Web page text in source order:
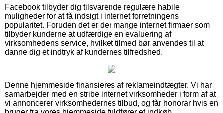
Facebook tilbyder dig tilsvarende regulære habile
muligheder for at få indsigt i internet forretningens
popularitet. Foruden det er der mange internet firmaer som
tilbyder kunderne at udfærdige en evaluering af
virksomhedens service, hvilket tilmed bør anvendes til at
danne dig et indtryk af kundernes tilfredshed.
Denne hjemmeside finansieres af reklameindtægter. Vi har
samarbejder med en stribe internet virksomheder i form af at
vi annoncerer virksomhedernes tilbud, og får honorar hvis en